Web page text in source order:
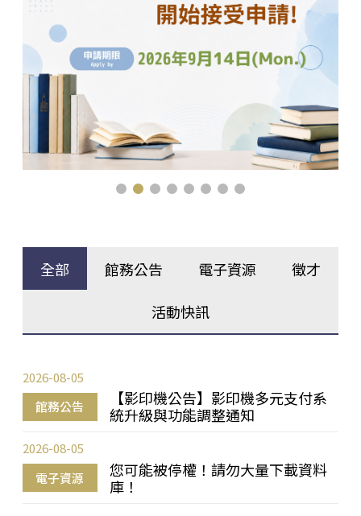
全部 館務公告 電子資源 徵才
活動快訊
館務公告
【影印機公告】影印機多元支付系
統升級與功能調整通知
2026-08-05
電子資源
您可能被停權！請勿大量下載資料
庫！
2026-08-05